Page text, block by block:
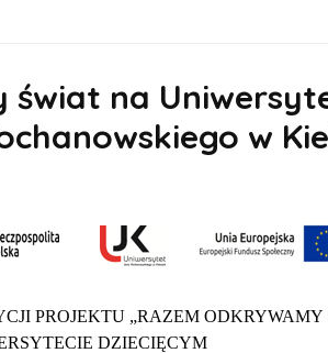
świat na
w
PROJEKTU „RAZEM ODKRYWAMY
DZIECIĘCYM